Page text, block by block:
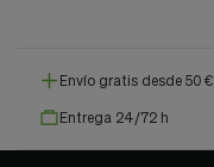
Envío gratis desde 50 €
Entrega 24/72 h